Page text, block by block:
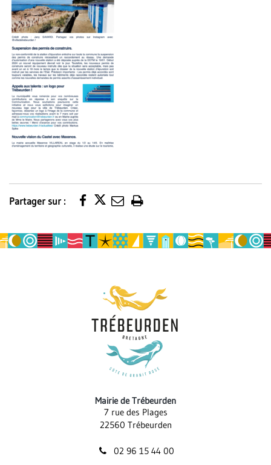
Partager sur :
Imprimer
page
Mairie de Trébeurden
7 rue des Plages
22560 Trébeurden
02 96 15 44 00